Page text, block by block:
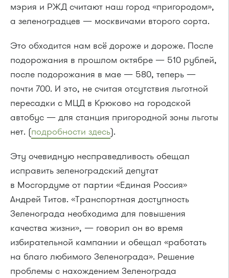
мэрия и РЖД считают наш город «пригородом»,
а зеленоградцев — москвичами второго сорта.
Это обходится нам всё дороже и дороже. После
подорожания в прошлом октябре — 510 рублей,
после подорожания в мае — 580, теперь —
почти 700. И это, не считая отсутствия льготной
пересадки с МЦД в Крюково на городской
автобус — для станция пригородной зоны льготы
нет. (подробности здесь).
Эту очевидную несправедливость обещал
исправить зеленоградский депутат
в Мосгордуме от партии «Единая Россия»
Андрей Титов. «Транспортная доступность
Зеленограда необходима для повышения
качества жизни», — говорил он во время
избирательной кампании и обещал «работать
на благо любимого Зеленограда». Решение
проблемы с нахождением Зеленограда